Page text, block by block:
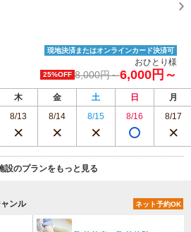
現地決済またはオンラインカード決済可
おひとり様
25%OFF 8,000円～6,000円～
木 金 土 日
月
8/13 8/14 8/15 8/16 8/17
設のプランをもっと見る
ンル ネット予約OK